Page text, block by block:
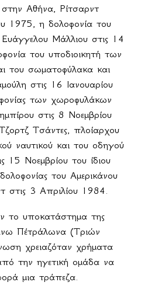
Αθήνα, Ρίτσαρντ
1975, η δολοφονία του
Μάλλιου στις 14
του υποδιοικητή των
του σωματοφύλακα και
στις 16 Ιανουαρίου
των χωροφυλάκων
στις 8 Νοεμβρίου
Τσάντες, πλοίαρχου
ναυτικού και του οδηγού
15 Νοεμβρίου του ίδιου
του Αμερικάνου
στις 3 Απριλίου 1984.
το υποκατάστημα της
Πέτράλωνα (Τριών
χρειαζόταν χρήματα
την ηγετική ομάδα να
μια τράπεζα.